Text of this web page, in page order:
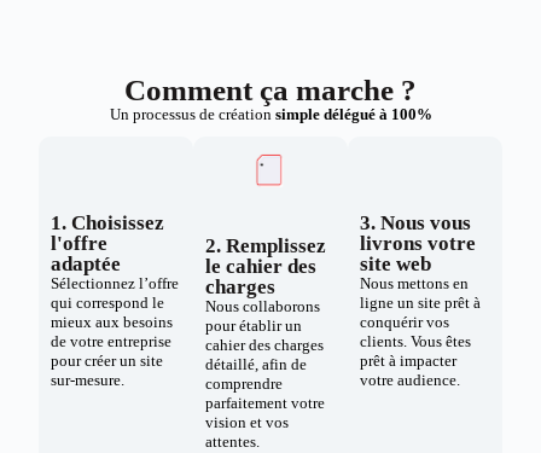
Comment ça marche ?
Un processus de création simple délégué à 100%
1. Choisissez
l'offre
adaptée
Sélectionnez l’offre
qui correspond le
mieux aux besoins
de votre entreprise
pour créer un site
sur-mesure.
2. Remplissez
le cahier des
charges
Nous collaborons
pour établir un
cahier des charges
détaillé, afin de
comprendre
parfaitement votre
vision et vos
attentes.
3. Nous vous
livrons votre
site web
Nous mettons en
ligne un site prêt à
conquérir vos
clients. Vous êtes
prêt à impacter
votre audience.